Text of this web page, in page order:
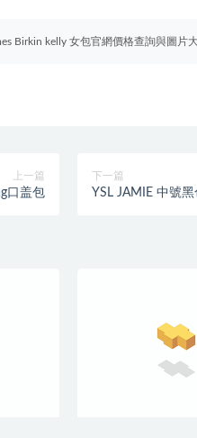
Birkin kelly 女包官網價格查詢與圖片大
上一篇
口盖包
下一篇
YSL JAMIE 中號